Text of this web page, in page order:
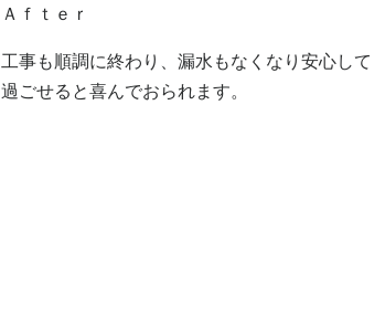
Ａｆｔｅｒ
工事も順調に終わり、漏水もなくなり安心して
過ごせると喜んでおられます。